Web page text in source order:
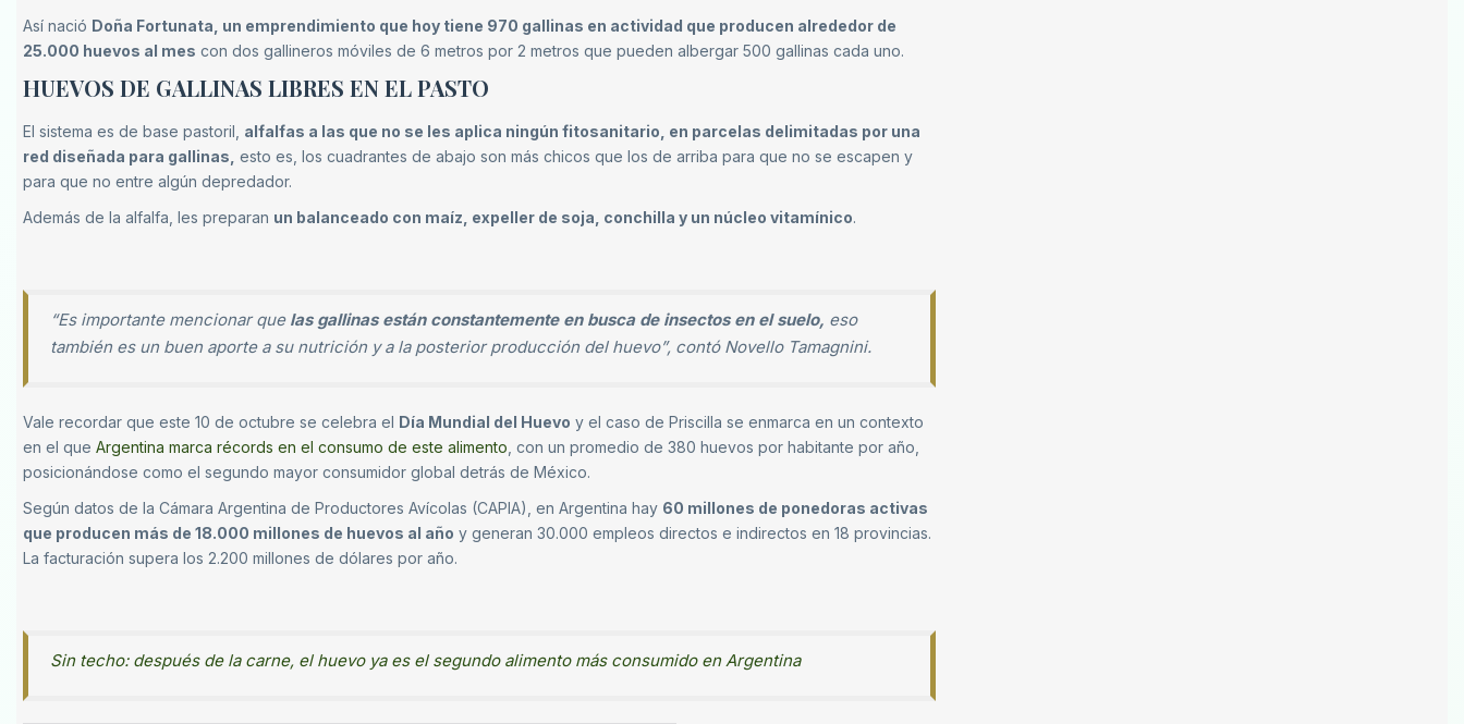
Así nació Doña Fortunata, un emprendimiento que hoy tiene 970 gallinas en actividad que producen alrededor de
25.000 huevos al mes con dos gallineros móviles de 6 metros por 2 metros que pueden albergar 500 gallinas cada uno.
HUEVOS DE GALLINAS LIBRES EN EL PASTO
El sistema es de base pastoril, alfalfas a las que no se les aplica ningún fitosanitario, en parcelas delimitadas por una
red diseñada para gallinas, esto es, los cuadrantes de abajo son más chicos que los de arriba para que no se escapen y
para que no entre algún depredador.
Además de la alfalfa, les preparan un balanceado con maíz, expeller de soja, conchilla y un núcleo vitamínico.
“Es importante mencionar que las gallinas están constantemente en busca de insectos en el suelo, eso
también es un buen aporte a su nutrición y a la posterior producción del huevo”, contó Novello Tamagnini.
Vale recordar que este 10 de octubre se celebra el Día Mundial del Huevo y el caso de Priscilla se enmarca en un contexto
en el que Argentina marca récords en el consumo de este alimento , con un promedio de 380 huevos por habitante por año,
posicionándose como el segundo mayor consumidor global detrás de México.
Según datos de la Cámara Argentina de Productores Avícolas (CAPIA), en Argentina hay 60 millones de ponedoras activas
que producen más de 18.000 millones de huevos al año y generan 30.000 empleos directos e indirectos en 18 provincias.
La facturación supera los 2.200 millones de dólares por año.
Sin techo: después de la carne, el huevo ya es el segundo alimento más consumido en Argentina